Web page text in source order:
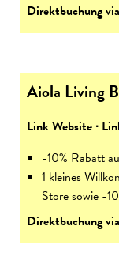
Direktbuchung
Aiola Living
Link Website ∙
-10% Rabatt
1 kleines
Store sowie -
Direktbuchung